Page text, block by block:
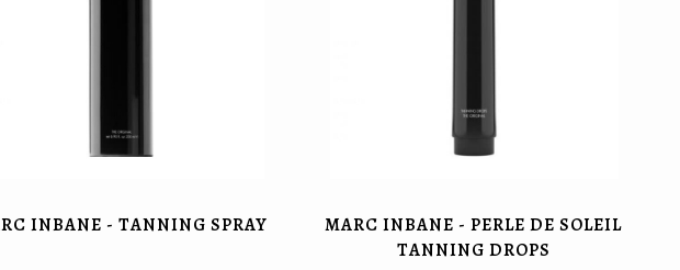
INBANE - TANNING SPRAY
MARC INBANE - PERLE DE SOLEIL
TANNING DROPS